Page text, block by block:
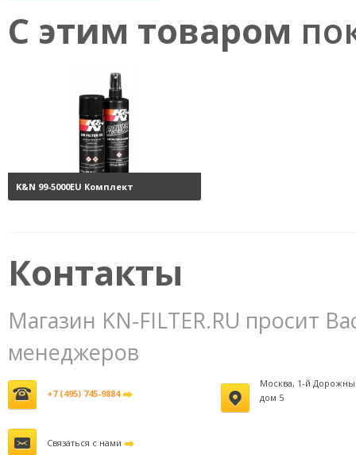
С этим товаром
K&N 99-5000EU Комплект
Контакты
Магазин KN-FILTER.RU просит
менеджеров
+7 (495) 745-9884
Москва, 1-й
дом 5
Связаться с нами